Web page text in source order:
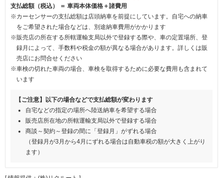
支払総額（税込） ＝ 車両本体価格＋諸費用
※カーセンサーの支払総額は店頭納車を前提にしています。自宅への納車
をご希望された場合などは、別途納車費用がかかります
※販売店の所在する所轄運輸支局以外で登録する際や、車の定置場所、登
録月によって、手数料や税金の額が異なる場合があります。詳しくは販
売店にお問合せください
※車検の切れた車両の場合、車検を取得するために必要な費用も含まれて
います
【ご注意】以下の場合などで支払総額が変わります
自宅などの指定の場所へ陸送納車を希望する場合
販売店所在地の所轄運輸支局以外で登録する場合
商談～契約～登録の間に「登録月」がずれる場合
（登録月が3月から4月にずれる場合は自動車税の額が大きく上がり
ます）